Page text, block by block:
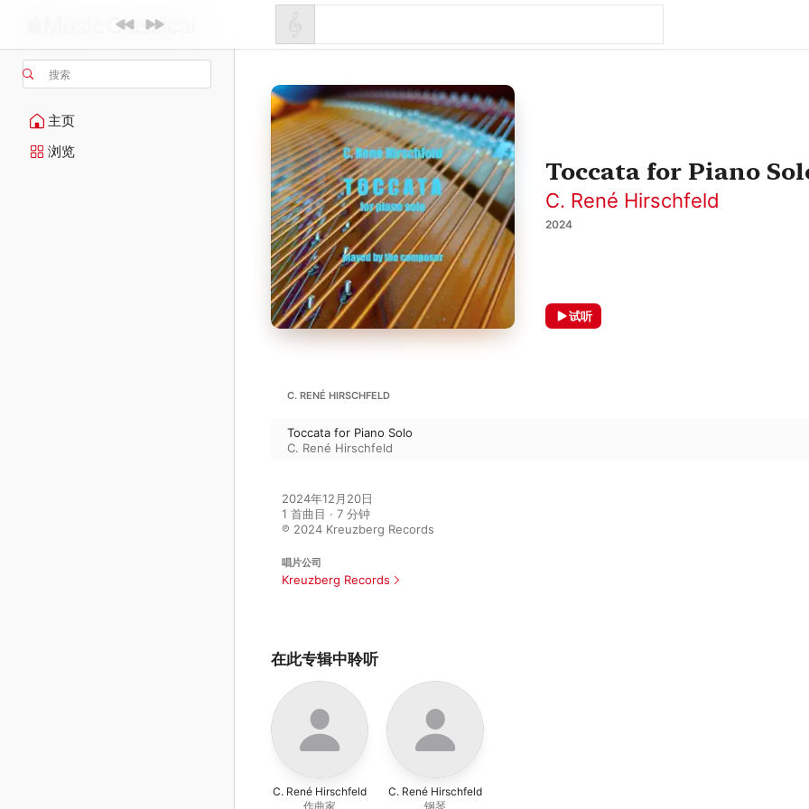
搜索
主页
浏览
Toccata for Piano
C. René Hirschfeld
2024
试听
C. RENÉ HIRSCHFELD
Toccata for Piano Solo
C. René Hirschfeld
2024年12月20日
1 首曲目 · 7 分钟
℗ 2024 Kreuzberg Records
唱片公司
Kreuzberg Records
在此专辑中聆听
C. René Hirschfeld
作曲家
C. René Hirschfeld
钢琴